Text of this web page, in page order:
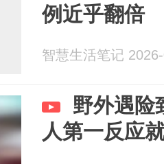
例近乎翻倍
智慧生活笔记
野外遇险
人第一反应